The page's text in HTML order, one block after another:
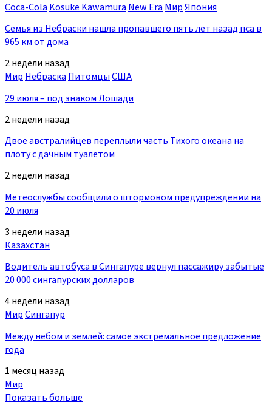
Coca-Cola Kosuke Kawamura New Era МирЯпония
Семья из Небраски нашла пропавшего пять лет назад пса в
965 км от дома
2 недели назад
Мир Небраска ПитомцыСША
29 июля – под знаком Лошади
2 недели назад
Двое австралийцев переплыли часть Тихого океана на
плоту с дачным туалетом
2 недели назад
Метеослужбы сообщили о штормовом предупреждении на
20 июля
3 недели назад
Казахстан
Водитель автобуса в Сингапуре вернул пассажиру забытые
20 000 сингапурских долларов
4 недели назад
МирСингапур
Между небом и землей: самое экстремальное предложение
года
1 месяц назад
Мир
Показать больше